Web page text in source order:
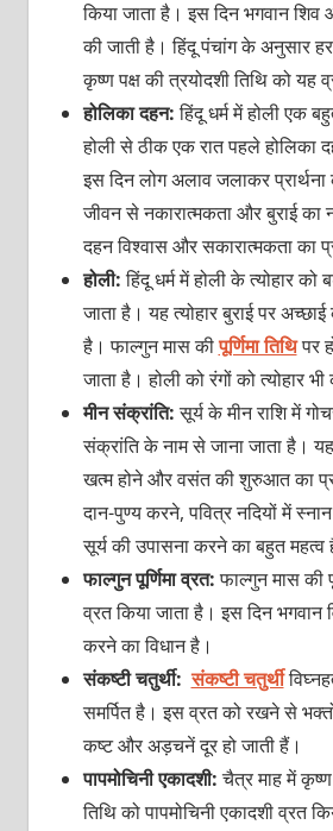
किया जाता है। इस दिन भगवान शिव
की जाती है। हिंदू पंचांग के अनुसार
कृष्‍ण पक्ष की त्रयोदशी तिथि को यह
होलिका दहन:हिंदू धर्म में होली एक
होली से ठीक एक रात पहले होलिका
इस दिन लोग अलाव जलाकर
जीवन से नकारात्‍मकता और बुराई का
दहन विश्‍वास और सकारात्‍मकता का
होली:हिंदू धर्म में होली के त्‍योहार को
जाता है। यह त्‍योहार बुराई पर
है। फाल्‍गुन मास कीपूर्ण‍िमा तिथिपर
जाता है। होली को रंगों को त्‍योहार
मीन संक्रांति:सूर्य के मीन राशि में
संक्रांति के नाम से जाना जाता है।
खत्‍म होने और वसंत की शुरुआत का
दान-पुण्‍य करने, पवित्र नदियों में
सूर्य की उपासना करने का बहुत महत्‍व
फाल्‍गुन पूर्णिमा व्रत:फाल्‍गुन मास की
व्रत किया जाता है। इस दिन भगवान
करने का विधान है।
संकष्टी चतुर्थी: संकष्‍टी चतुर्थी
समर्पित है। इस व्रत को रखने से
कष्‍ट और अड़चनें दूर हो जाती हैं।
पापमोचिनी एकादशी:चैत्र माह में कृष्‍ण
तिथि को पापमोचिनी एकादशी व्रत